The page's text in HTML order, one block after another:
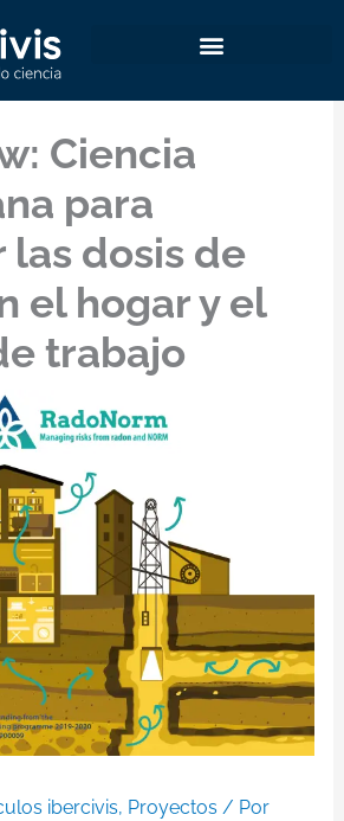
Ciencia
para
las dosis de
el hogar y el
trabajo
ibercivis, Proyectos / Por